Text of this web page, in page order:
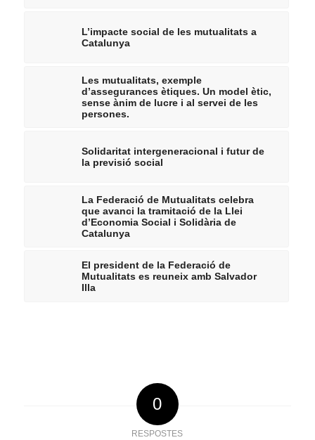
L’impacte social de les mutualitats a
Catalunya
Les mutualitats, exemple
d’assegurances ètiques. Un model ètic,
sense ànim de lucre i al servei de les
persones.
Solidaritat intergeneracional i futur de
la previsió social
La Federació de Mutualitats celebra
que avanci la tramitació de la Llei
d’Economia Social i Solidària de
Catalunya
El president de la Federació de
Mutualitats es reuneix amb Salvador
Illa
0
RESPOSTES